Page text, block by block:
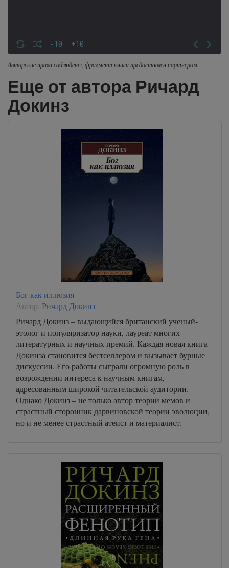
-10 +10
Авторские права соблюдены, фрагмент книги предоставлен партнером.
Еще от автора Ричард
Докинз
Бог как иллюзия
Автор: Ричард Докинз
Ричард Докинз – выдающийся британский ученый-
этолог и популяризатор науки, лауреат многих
литературных и научных премий. Каждая новая книга
Докинза становится бестселлером и вызывает бурные
дискуссии. Его работы сыграли огромную роль в
возрождении интереса к научным книгам,
адресованным широкой читательской аудитории.
Однако Докинз – не только автор теории мемов и
страстный сторонник дарвиновской теории эволюции,
но и не менее страстный атеист и материалист.